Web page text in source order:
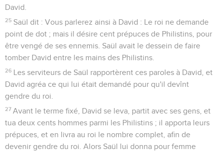
David.
25 Saül dit : Vous parlerez ainsi à David : Le roi ne demande
point de dot ; mais il désire cent prépuces de Philistins, pour
être vengé de ses ennemis. Saül avait le dessein de faire
tomber David entre les mains des Philistins.
26 Les serviteurs de Saül rapportèrent ces paroles à David, et
David agréa ce qui lui était demandé pour qu'il devînt
gendre du roi.
27 Avant le terme fixé, David se leva, partit avec ses gens, et
tua deux cents hommes parmi les Philistins ; il apporta leurs
prépuces, et en livra au roi le nombre complet, afin de
devenir gendre du roi. Alors Saül lui donna pour femme